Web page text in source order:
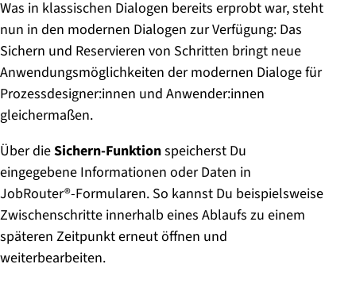
Was in klassischen Dialogen bereits erprobt war, steht
nun in den modernen Dialogen zur Verfügung: Das
Sichern und Reservieren von Schritten bringt neue
Anwendungsmöglichkeiten der modernen Dialoge für
Prozessdesigner:innen und Anwender:innen
gleichermaßen.
Über dieSichern-Funktionspeicherst Du
eingegebene Informationen oder Daten in
JobRouter®-Formularen. So kannst Du beispielsweise
Zwischenschritte innerhalb eines Ablaufs zu einem
späteren Zeitpunkt erneut öffnen und
weiterbearbeiten.